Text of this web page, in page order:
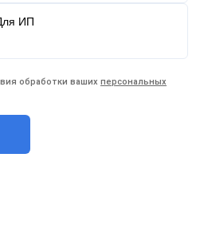
ИП
обработки ваших персональных